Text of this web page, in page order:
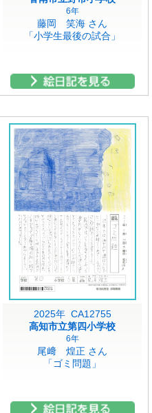
6年
藤岡 笑海 さん
「小学生最後の試合」
2025年 CA12755
高知市立第四小学校
6年
尾﨑 煌正 さん
「ゴミ問題」